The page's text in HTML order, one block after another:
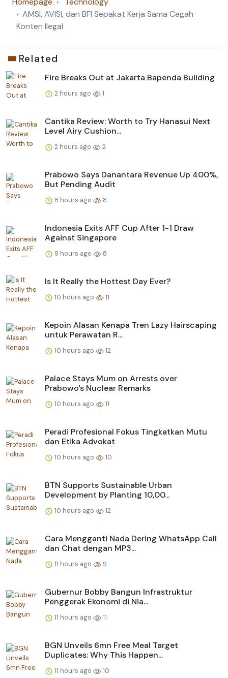
AMSI, AVISI, dan BFI Sepakat Kerja Sama Cegah
Konten Ilegal
Related
Fire Breaks Out at Jakarta Bapenda Building
2 hours ago 1
Cantika Review: Worth to Try Hanasui Next
Level Airy Cushion...
2 hours ago 2
Prabowo Says Danantara Revenue Up 400%,
But Pending Audit
8 hours ago 8
Indonesia Exits AFF Cup After 1-1 Draw
Against Singapore
9 hours ago 8
Is It Really the Hottest Day Ever?
10 hours ago 11
Kepoin Alasan Kenapa Tren Lazy Hairscaping
untuk Perawatan R...
10 hours ago 12
Palace Stays Mum on Arrests over
Prabowo's Nuclear Remarks
10 hours ago 11
Peradi Profesional Fokus Tingkatkan Mutu
dan Etika Advokat
10 hours ago 10
BTN Supports Sustainable Urban
Development by Planting 10,00...
10 hours ago 12
Cara Mengganti Nada Dering WhatsApp Call
dan Chat dengan MP3...
11 hours ago 9
Gubernur Bobby Bangun Infrastruktur
Penggerak Ekonomi di Nia...
11 hours ago 11
BGN Unveils 6mn Free Meal Target
Duplicates: Why This Happen...
11 hours ago 10